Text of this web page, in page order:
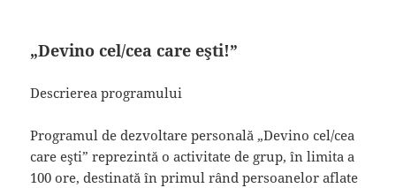
„Devino cel/cea care eşti!”
Descrierea programului
Programul de dezvoltare personală „Devino cel/cea
care eşti” reprezintă o activitate de grup, în limita a
100 ore, destinată în primul rând persoanelor aflate